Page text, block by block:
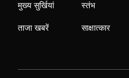
मुख्य सुर्खियां
ताजा खबरें
स्तंभ
साक्षात्कार